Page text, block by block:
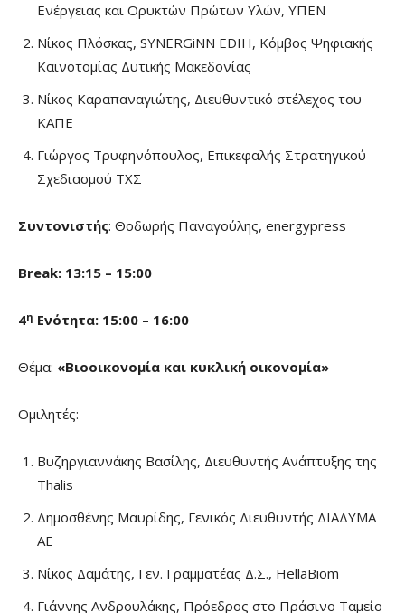
Ενέργειας και Ορυκτών Πρώτων Υλών, ΥΠΕΝ
Νίκος Πλόσκας, SYNERGiNN EDIH, Κόμβος Ψηφιακής
Καινοτομίας Δυτικής Μακεδονίας
Νίκος Καραπαναγιώτης, Διευθυντικό στέλεχος του
ΚΑΠΕ
Γιώργος Τρυφηνόπουλος, Επικεφαλής Στρατηγικού
Σχεδιασμού ΤΧΣ
Συντονιστής: Θοδωρής Παναγούλης, energypress
Break: 13:15 – 15:00
4η Ενότητα: 15:00 – 16:00
Θέμα: «Βιοοικονομία και κυκλική οικονομία»
Ομιλητές:
Βυζηργιαννάκης Βασίλης, Διευθυντής Ανάπτυξης της
Thalis
Δημοσθένης Μαυρίδης, Γενικός Διευθυντής ΔΙΑΔΥΜΑ
ΑΕ
Νίκος Δαμάτης, Γεν. Γραμματέας Δ.Σ., HellaBiom
Γιάννης Ανδρουλάκης, Πρόεδρος στο Πράσινο Ταμείο